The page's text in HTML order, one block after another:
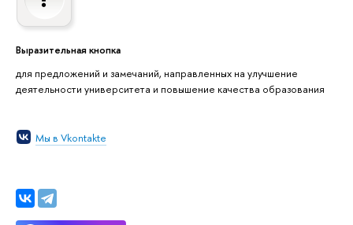
Выразительная кнопка
для предложений и замечаний, направленных на улучшение
деятельности университета и повышение качества образования
Мы в Vkontakte